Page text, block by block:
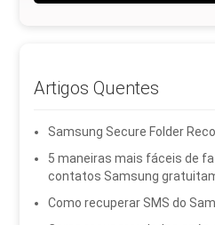
Artigos Quentes
Samsung Secure Folder
5 maneiras mais fáceis de
contatos Samsung
Como recuperar SMS do